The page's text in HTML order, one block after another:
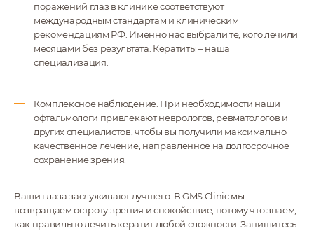
поражений глаз в клинике соответствуют
международным стандартам и клиническим
рекомендациям РФ. Именно нас выбрали те, кого лечили
месяцами без результата. Кератиты – наша
специализация.
Комплексное наблюдение. При необходимости наши
офтальмологи привлекают неврологов, ревматологов и
других специалистов, чтобы вы получили максимально
качественное лечение, направленное на долгосрочное
сохранение зрения.
Ваши глаза заслуживают лучшего. В GMS Clinic мы
возвращаем остроту зрения и спокойствие, потому что знаем,
как правильно лечить кератит любой сложности. Запишитесь